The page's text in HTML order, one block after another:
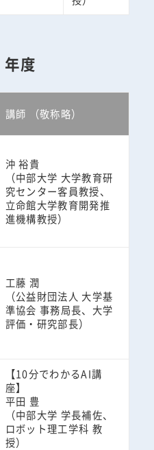
度
講師 （敬称略）
沖 裕貴
（中部大学 大学教育研
究センター客員教授、
立命館大学教育開発推
進機構教授）
工藤 潤
（公益財団法人 大学基
準協会 事務局長、大学
評価・研究部長）
【10分でわかるAI講
座】
平田 豊
（中部大学 学長補佐、
ロボット理工学科 教
授）